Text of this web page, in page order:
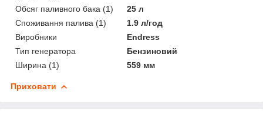
Обсяг паливного бака (1)
25 л
Споживання палива (1)
1.9 л/год
Виробники
Endress
Тип генератора
Бензиновий
Ширина (1)
559 мм
Приховати